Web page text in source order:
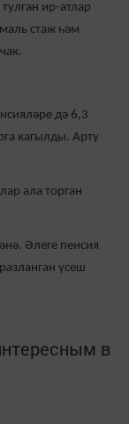
ир-атлар
стаж һәм
дә 6,3
кагылды. Арту
ала торган
Әлеге пенсия
үсеш
в